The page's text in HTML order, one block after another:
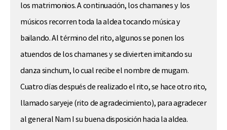
los matrimonios. A continuación, los chamanes y los
músicos recorren toda la aldea tocando música y
bailando. Al término del rito, algunos se ponen los
atuendos de los chamanes y se divierten imitando su
danza sinchum, lo cual recibe el nombre de mugam.
Cuatro días después de realizado el rito, se hace otro rito,
llamado saryeje (rito de agradecimiento), para agradecer
al general Nam I su buena disposición hacia la aldea.